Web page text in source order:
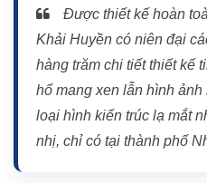
Được thiết kế hoàn
Khải Huyền có niên đại
hàng trăm chi tiết thiết kế
hổ mang xen lẫn hình
loại hình kiến trúc lạ mắt
nhị, chỉ có tại thành phố